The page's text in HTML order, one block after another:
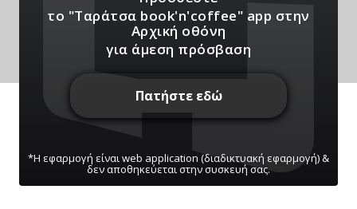
το "Ταράτσα book'n'coffee" app στην
Αρχική οθόνη
για άμεση πρόσβαση
Πατήστε εδώ
*Η εφαρμογή είναι web application (διαδικτυακή εφαρμογή) &
δεν αποθηκεύεται στην συσκευή σας.